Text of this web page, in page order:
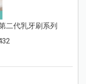
二代乳牙刷系列